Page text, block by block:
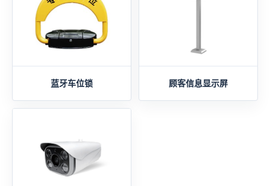
蓝牙车位锁 顾客信息显示屏